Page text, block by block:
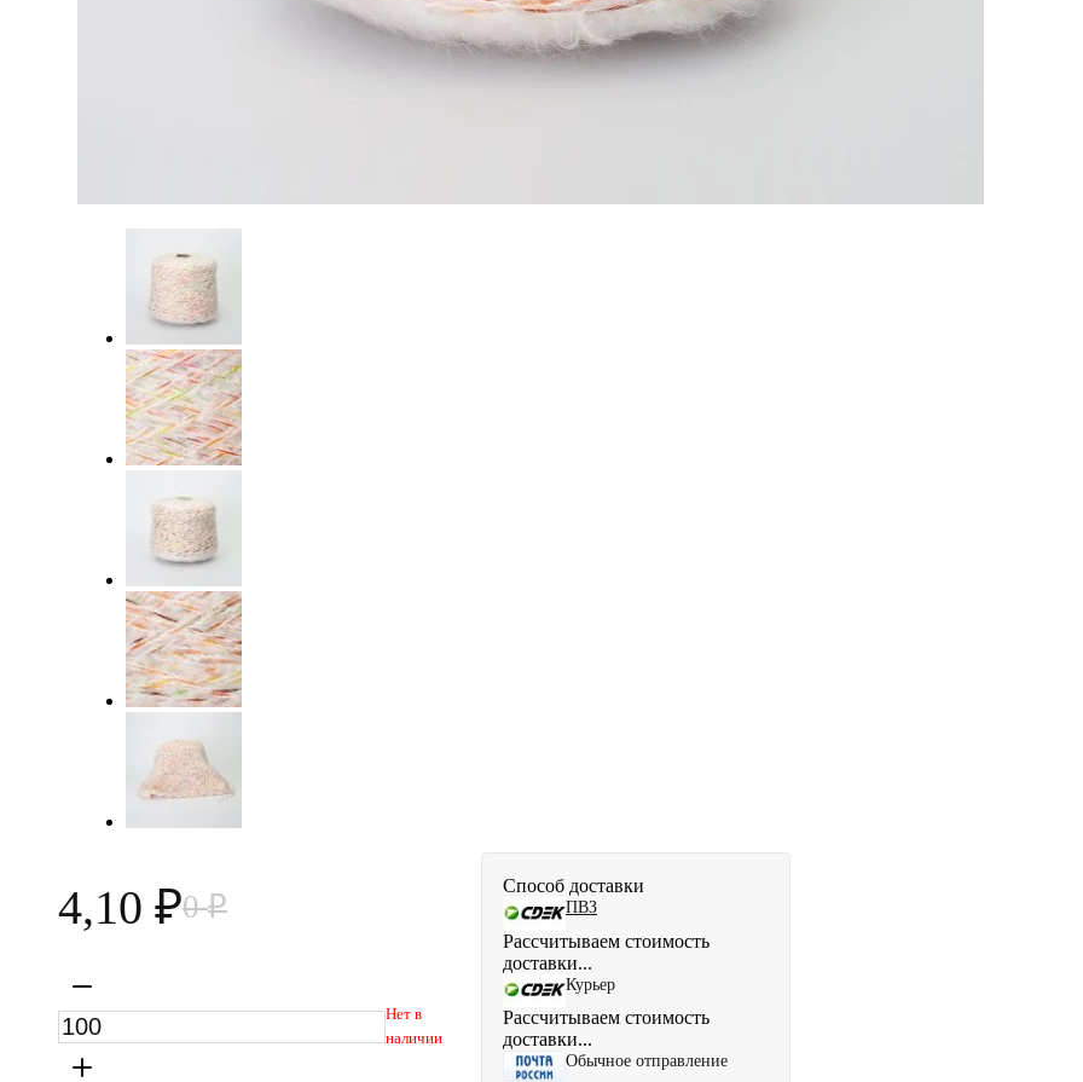
4,10 ₽0₽
Нет в
наличии
Способ доставки
ПВЗ
Рассчитываем стоимость
доставки...
Курьер
Рассчитываем стоимость
доставки...
Обычное отправление